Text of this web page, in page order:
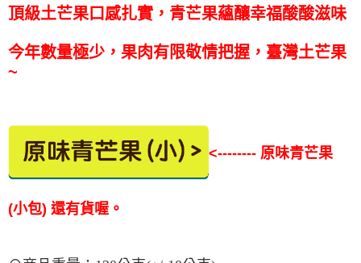
頂級土芒果口感扎實，青芒果蘊釀幸福酸酸滋味
​今年數量極少，果肉有限敬情把握，臺灣土芒果
~
<-------- 原味青芒果
(小包) 還有貨喔。